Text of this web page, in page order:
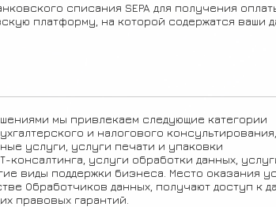
списания SEPA для получения
платформу, на которой содержатся ваши
мы привлекаем следующие категории
и налогового
услуги, услуги печати и упаковки
услуги обработки данных,
виды поддержки бизнеса. Место оказания
Обработчиков данных, получают доступ к
правовых гарантий.